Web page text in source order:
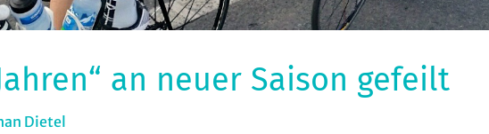
an neuer Saison gefeilt
Dietel